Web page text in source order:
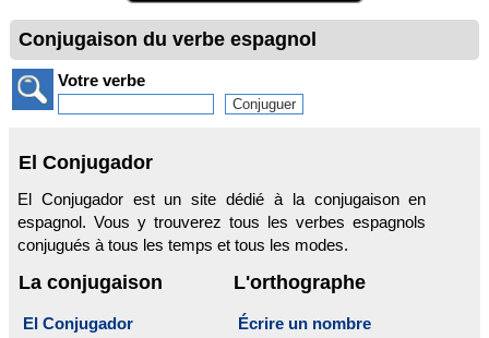
Conjugaison du verbe espagnol
Votre verbe
El Conjugador
El Conjugador est un site dédié à la conjugaison en
espagnol. Vous y trouverez tous les verbes espagnols
conjugués à tous les temps et tous les modes.
La conjugaison
El Conjugador
L'orthographe
Écrire un nombre